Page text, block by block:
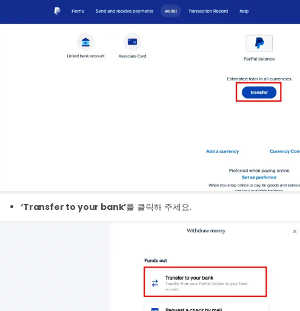
‘Transfer to your bank’를 클릭해 주세요.